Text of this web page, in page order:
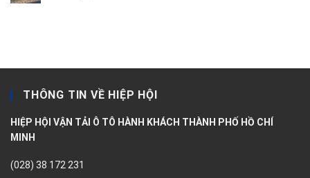
THÔNG TIN VỀ HIỆP HỘI
HIỆP HỘI VẬN TẢI Ô TÔ HÀNH KHÁCH THÀNH PHỐ HỒ CHÍ
MINH
(028) 38 172 231